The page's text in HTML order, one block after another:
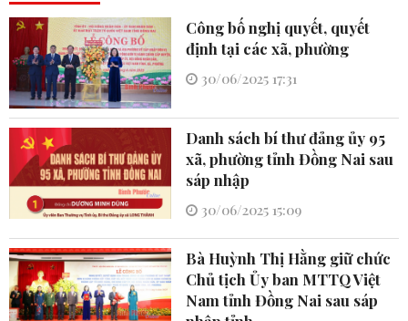
Công bố nghị quyết, quyết
định tại các xã, phường
30/06/2025 17:31
Danh sách bí thư đảng ủy 95
xã, phường tỉnh Đồng Nai sau
sáp nhập
30/06/2025 15:09
Bà Huỳnh Thị Hằng giữ chức
Chủ tịch Ủy ban MTTQ Việt
Nam tỉnh Đồng Nai sau sáp